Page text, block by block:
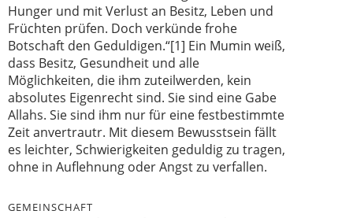
Hunger und mit Verlust an Besitz, Leben und
Früchten prüfen. Doch verkünde frohe
Botschaft den Geduldigen.“[1] Ein Mumin weiß,
dass Besitz, Gesundheit und alle
Möglichkeiten, die ihm zuteilwerden, kein
absolutes Eigenrecht sind. Sie sind eine Gabe
Allahs. Sie sind ihm nur für eine festbestimmte
Zeit anvertrautr. Mit diesem Bewusstsein fällt
es leichter, Schwierigkeiten geduldig zu tragen,
ohne in Auflehnung oder Angst zu verfallen.
GEMEINSCHAFT